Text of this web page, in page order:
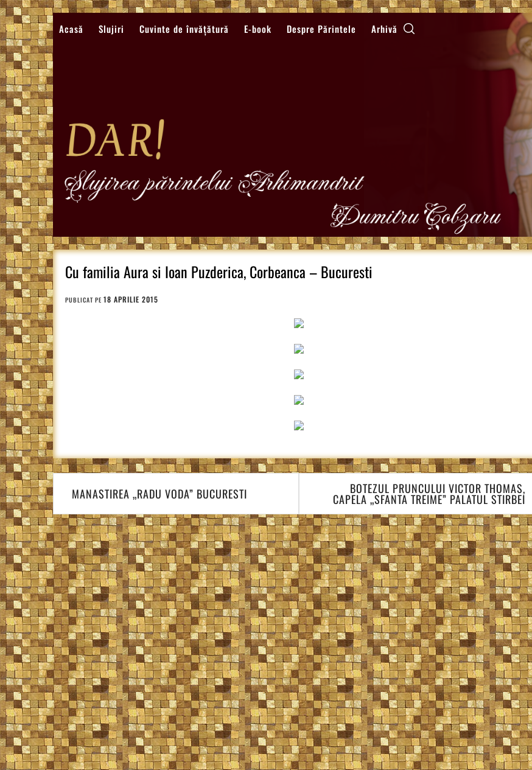
Sari
la
conținut
Acasă Slujiri Cuvinte de învățătură E-book Despre Părintele Arhivă
Cu familia Aura si Ioan Puzderica, Corbeanca – Bucuresti
PUBLICAT PE 18 APRILIE 2015
Navigare
în
articole
MANASTIREA „RADU VODA” BUCURESTI BOTEZUL PRUNCULUI VICTOR THOMAS,
CAPELA „SFANTA TREIME” PALATUL STIRBEI